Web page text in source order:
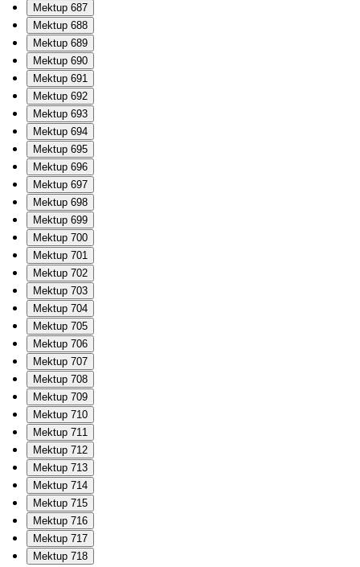
Mektup 687
Mektup 688
Mektup 689
Mektup 690
Mektup 691
Mektup 692
Mektup 693
Mektup 694
Mektup 695
Mektup 696
Mektup 697
Mektup 698
Mektup 699
Mektup 700
Mektup 701
Mektup 702
Mektup 703
Mektup 704
Mektup 705
Mektup 706
Mektup 707
Mektup 708
Mektup 709
Mektup 710
Mektup 711
Mektup 712
Mektup 713
Mektup 714
Mektup 715
Mektup 716
Mektup 717
Mektup 718